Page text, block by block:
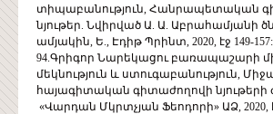
տիպաբանություն, Հանրապետական
նյութեր. Նվիրված Ա. Ա. Աբրահամյանի
ամյակին, Ե., Էդիթ Պրինտ, 2020, էջ 149-157:
94.Գրիգոր Նարեկացու բառապաշարի
մեկնություն և ստուգաբանություն,
հայագիտական գիտաժողովի նյութերի
«Վարդան Մկրտչյան Ֆեոդորի» ԱՁ, 2020,